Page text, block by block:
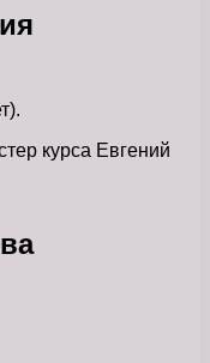
курса Евгений